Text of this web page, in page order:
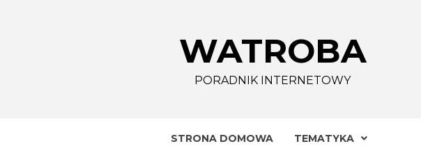
WATROBA
PORADNIK INTERNETOWY
STRONA DOMOWA TEMATYKA